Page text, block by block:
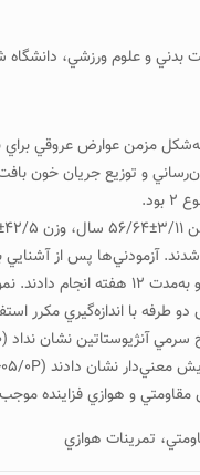
بدني و علوم ورزشي، دانشگاه
مزمن عوارض عروقي براي
و توزيع جريان
و هوازي فزاينده